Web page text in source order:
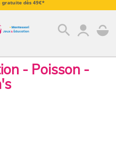
gratuite dès 49€*
search
- Poisson -